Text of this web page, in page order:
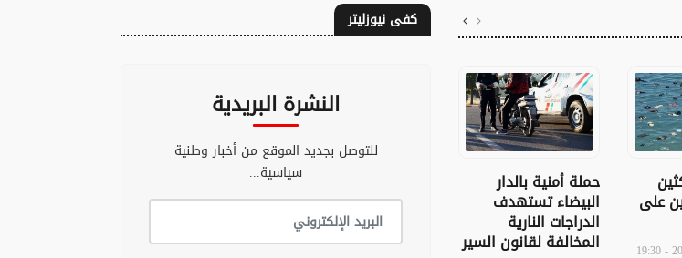
على
حملة أمنية بالدار
البيضاء تستهدف
الدراجات النارية
المخالفة لقانون السير
بمنطق حزبي ضيق
وتتخلون عن المصلحة
العامة بمزيد من
تعزيزات أمنية بالشمال
تحسبا لمحاولات اقتحام
06 غشت 2026 - 18:40
كفى نيوزليتر
النشرة البريدية
للتوصل بجديد الموقع من أخبار وطنية
سياسية...